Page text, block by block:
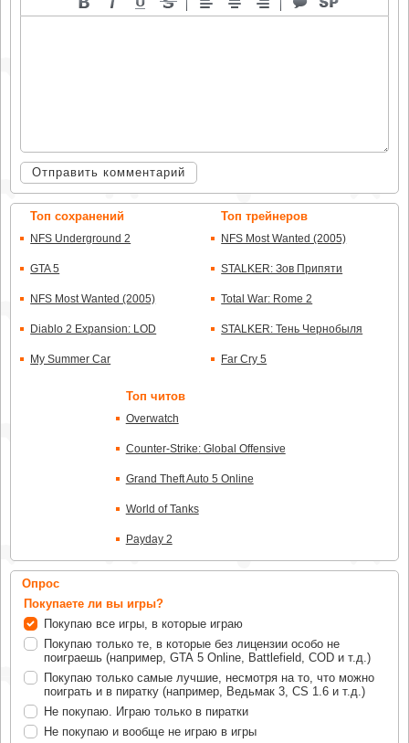
Топ сохранений
NFS Underground 2
GTA 5
NFS Most Wanted (2005)
Diablo 2 Expansion: LOD
My Summer Car
Топ трейнеров
NFS Most Wanted (2005)
STALKER: Зов Припяти
Total War: Rome 2
STALKER: Тень Чернобыля
Far Cry 5
Топ читов
Overwatch
Counter-Strike: Global Offensive
Grand Theft Auto 5 Online
World of Tanks
Payday 2
Отправить комментарий
Опрос
Покупаете ли вы игры?
Покупаю все игры, в которые играю
Покупаю только те, в которые без лицензии особо не
поиграешь (например, GTA 5 Online, Battlefield, COD и т.д.)
Покупаю только самые лучшие, несмотря на то, что можно
поиграть и в пиратку (например, Ведьмак 3, CS 1.6 и т.д.)
Не покупаю. Играю только в пиратки
Не покупаю и вообще не играю в игры